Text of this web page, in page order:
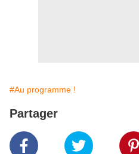
#Au programme !
Partager